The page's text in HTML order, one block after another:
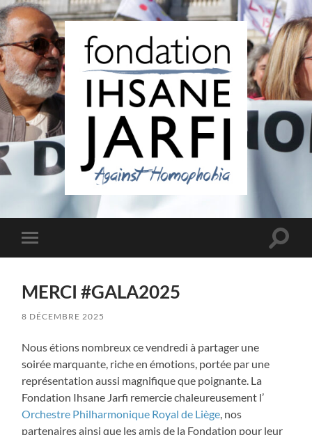
Fondation
Ihsane
Jarfi
Toggle
mobile
Toggle
MERCI #GALA2025
8 DÉCEMBRE 2025
Nous étions nombreux ce vendredi à partager une
soirée marquante, riche en émotions, portée par une
représentation aussi magnifique que poignante. La
Fondation Ihsane Jarfi remercie chaleureusement l’
Orchestre Philharmonique Royal de Liège , nos
partenaires ainsi que les amis de la Fondation pour leur